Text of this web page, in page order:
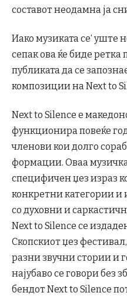
составот неодамна ја
Иако музиката се‘ уште
сепак ова ќе биде
публиката да се
композиции на Next to
Next to Silence е
функционира повеќе
членови кои долго
формации. Оваа
специфичен џез израз
конкретни категории
со духовни и
Next to Silence се
Скопскиот џез
разни звучни стории и
најубаво се говори без
бендот Next to Silence